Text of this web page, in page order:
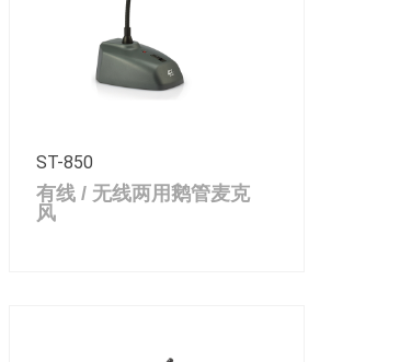
ST-850
有线 / 无线两用鹅管麦克
风